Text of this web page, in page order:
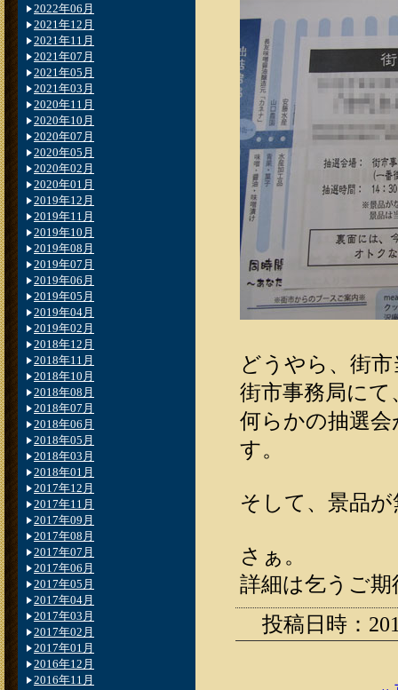
どうやら、街
街市事務局にて
何らかの抽選
す。
そして、景品
さぁ。
詳細は乞うご
投稿日時：
2022年06月
2021年12月
2021年11月
2021年07月
2021年05月
2021年03月
2020年11月
2020年10月
2020年07月
2020年05月
2020年02月
2020年01月
2019年12月
2019年11月
2019年10月
2019年08月
2019年07月
2019年06月
2019年05月
2019年04月
2019年02月
2018年12月
2018年11月
2018年10月
2018年08月
2018年07月
2018年06月
2018年05月
2018年03月
2018年01月
2017年12月
2017年11月
2017年09月
2017年08月
2017年07月
2017年06月
2017年05月
2017年04月
2017年03月
2017年02月
2017年01月
2016年12月
2016年11月